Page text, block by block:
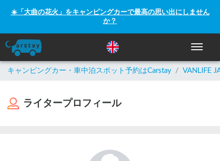
☀️「大曲の花火」をキャンピングカーで最高の思い出にしません
か？
ナビゲ
キャンピングカー・車中泊スポット予約はCarstay / VANLIFE
ライタープロフィール